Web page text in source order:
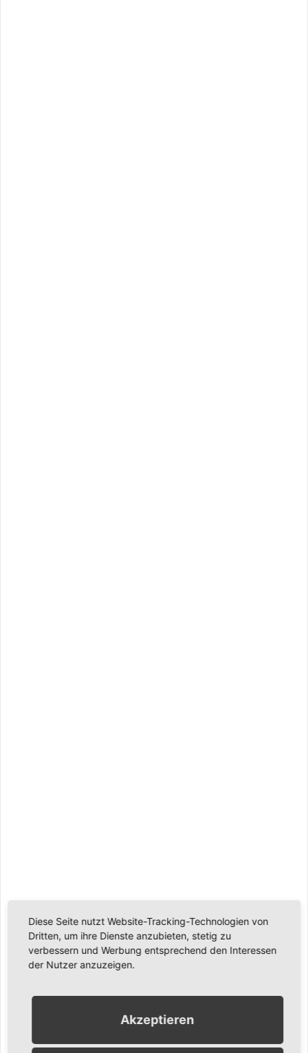
Diese Seite nutzt Website-Tracking-Technologien von
Dritten, um ihre Dienste anzubieten, stetig zu
verbessern und Werbung entsprechend den Interessen
der Nutzer anzuzeigen.
Akzeptieren